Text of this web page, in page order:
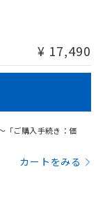
ます。
¥ 17,490
「ご購入手続き：価
カートをみる